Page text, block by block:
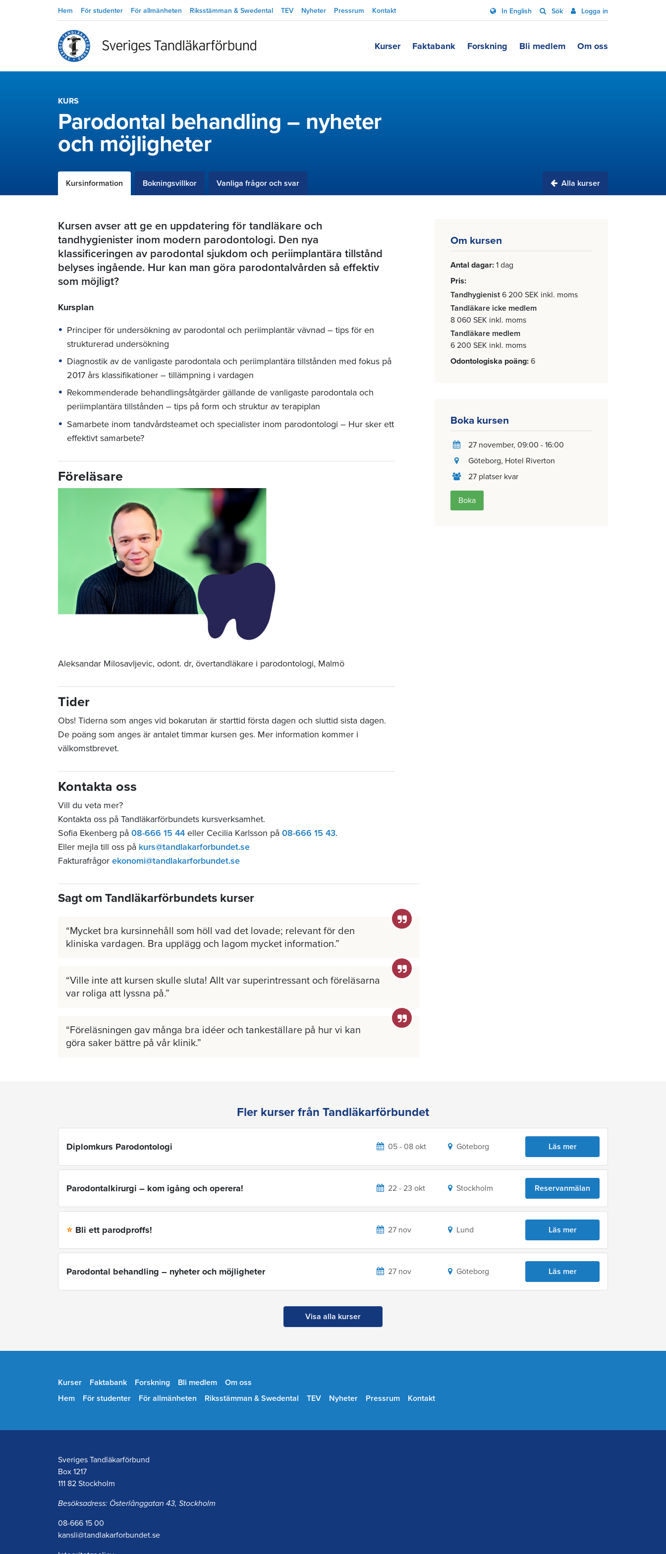
Hem För studenter För allmänheten Riksstämman & Swedental TEV Nyheter Pressrum Kontakt In English Sök Logga in
Kurser Faktabank Forskning Bli medlem Om oss
KURS
Parodontal behandling – nyheter
och möjligheter
Kursinformation Bokningsvillkor Vanliga frågor och svar Alla kurser
Om kursen
Antal dagar 1 dag
Pris
Tandhygienist 6 200 SEK inkl. moms
Tandläkare icke medlem
8 060 SEK inkl. moms
Tandläkare medlem
6 200 SEK inkl. moms
Odontologiska poäng 6
Boka kursen
27 november, 09:00 - 16:00
Göteborg, Hotel Riverton
27 platser kvar
Boka
Kursen avser att ge en uppdatering för tandläkare och
tandhygienister inom modern parodontologi. Den nya
klassificeringen av parodontal sjukdom och periimplantära tillstånd
belyses ingående. Hur kan man göra parodontalvården så effektiv
som möjligt?
Kursplan
Principer för undersökning av parodontal och periimplantär vävnad – tips för en
strukturerad undersökning
Diagnostik av de vanligaste parodontala och periimplantära tillstånden med fokus på
2017 års klassifikationer – tillämpning i vardagen
Rekommenderade behandlingsåtgärder gällande de vanligaste parodontala och
periimplantära tillstånden – tips på form och struktur av terapiplan
Samarbete inom tandvårdsteamet och specialister inom parodontologi – Hur sker ett
effektivt samarbete?
Föreläsare
Aleksandar Milosavljevic, odont. dr, övertandläkare i parodontologi, Malmö
Tider
Obs! Tiderna som anges vid bokarutan är starttid första dagen och sluttid sista dagen.
De poäng som anges är antalet timmar kursen ges. Mer information kommer i
välkomstbrevet.
Kontakta oss
Vill du veta mer?
Kontakta oss på Tandläkarförbundets kursverksamhet.
Sofia Ekenberg på 08-666 15 44 eller Cecilia Karlsson på 08-666 15 43.
Eller mejla till oss på kurs@tandlakarforbundet.se
Fakturafrågor ekonomi@tandlakarforbundet.se
Sagt om Tandläkarförbundets kurser
Mycket bra kursinnehåll som höll vad det lovade; relevant för den
kliniska vardagen. Bra upplägg och lagom mycket information.
Ville inte att kursen skulle sluta! Allt var superintressant och föreläsarna
var roliga att lyssna på.
Föreläsningen gav många bra idéer och tankeställare på hur vi kan
göra saker bättre på vår klinik.
Fler kurser från Tandläkarförbundet
Diplomkurs Parodontologi 05 - 08 okt Göteborg Läs mer
Parodontalkirurgi – kom igång och operera! 22 - 23 okt Stockholm Reservanmälan
⭐ Bli ett parodproffs! 27 nov Lund Läs mer
Parodontal behandling – nyheter och möjligheter 27 nov Göteborg Läs mer
Visa alla kurser
Kurser Faktabank Forskning Bli medlem
Om oss
Hem
För studenter För allmänheten Riksstämman & Swedental TEV Nyheter Pressrum Kontakt
Sveriges Tandläkarförbund
Box 1217
111 82 Stockholm
Besöksadress: Österlånggatan 43, Stockholm
08-666 15 00
kansli@tandlakarforbundet.se